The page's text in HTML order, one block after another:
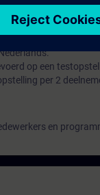
en
op een
per 2
en